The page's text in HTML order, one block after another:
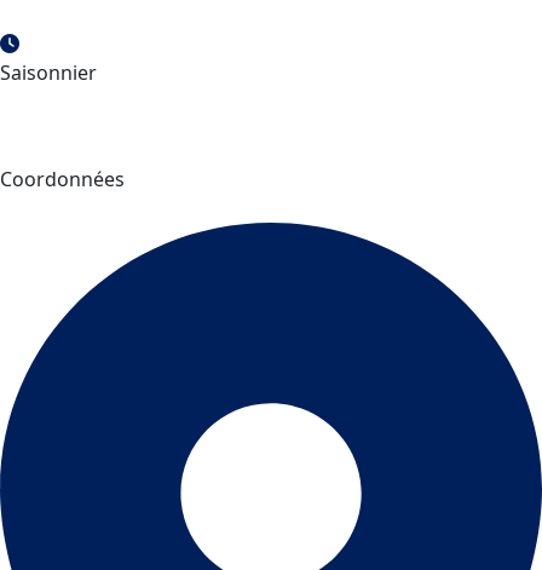
Saisonnier
Coordonnées
Camping Plage Robertson